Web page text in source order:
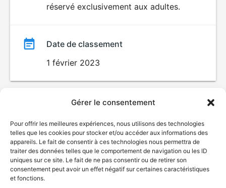
Gérer le consentement
Pour offrir les meilleures expériences, nous utilisons des technologies
telles que les cookies pour stocker et/ou accéder aux informations des
appareils. Le fait de consentir à ces technologies nous permettra de
traiter des données telles que le comportement de navigation ou les ID
uniques sur ce site. Le fait de ne pas consentir ou de retirer son
consentement peut avoir un effet négatif sur certaines caractéristiques
et fonctions.
réservé exclusivement aux adultes.
Date de classement
1 février 2023